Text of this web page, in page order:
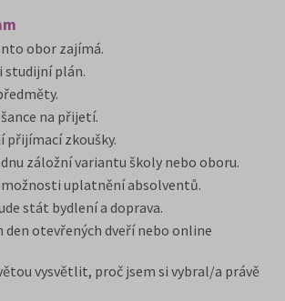
obor zajímá.
studijní plán.
na přijetí.
přijímací zkoušky.
záložní variantu školy nebo oboru.
uplatnění absolventů.
stát bydlení a doprava.
otevřených dveří nebo online
vysvětlit, proč jsem si vybral/a právě